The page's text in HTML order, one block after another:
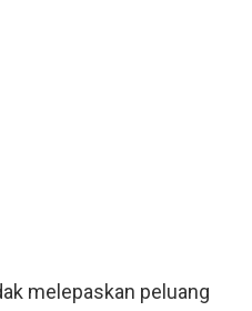
melepaskan peluang